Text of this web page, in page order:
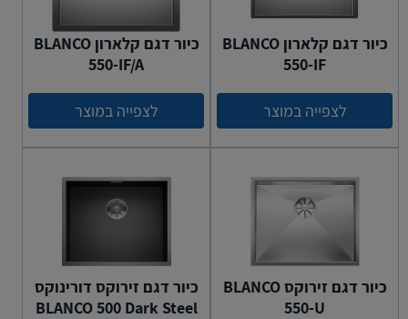
כיור דגם קלארון BLANCO
550-IF
לצפייה במוצר
כיור דגם קלארון BLANCO
550-IF/A
לצפייה במוצר
כיור דגם זירוקס BLANCO
550-U
כיור דגם זירוקס דורינוקס
BLANCO 500 Dark Steel